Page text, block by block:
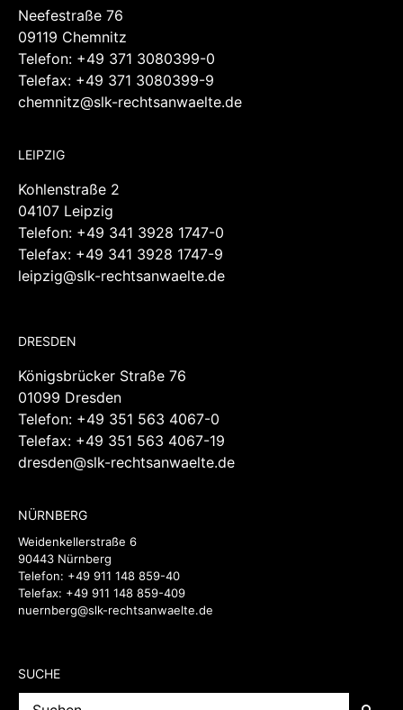
Neefestraße 76
09119 Chemnitz
Telefon: +49 371 3080399-0
Telefax: +49 371 3080399-9
chemnitz@slk-rechtsanwaelte.de
LEIPZIG
Kohlenstraße 2
04107 Leipzig
Telefon: +49 341 3928 1747-0
Telefax: +49 341 3928 1747-9
leipzig@slk-rechtsanwaelte.de
DRESDEN
Königsbrücker Straße 76
01099 Dresden
Telefon: +49 351 563 4067-0
Telefax: +49 351 563 4067-19
dresden@slk-rechtsanwaelte.de
NÜRNBERG
Weidenkellerstraße 6
90443 Nürnberg
Telefon: +49 911 148 859-40
Telefax: +49 911 148 859-409
nuernberg@slk-rechtsanwaelte.de
SUCHE